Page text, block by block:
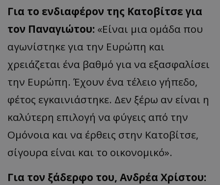
Για το ενδιαφέρον της Κατοβίτσε για
τον Παναγιώτου: «Είναι μια ομάδα που
αγωνίστηκε για την Ευρώπη και
χρειάζεται ένα βαθμό για να εξασφαλίσει
την Ευρώπη. Έχουν ένα τέλειο γήπεδο,
φέτος εγκαινιάστηκε. Δεν ξέρω αν είναι η
καλύτερη επιλογή να φύγεις από την
Ομόνοια και να έρθεις στην Κατοβίτσε,
σίγουρα είναι και το οικονομικό».
Για τον ξάδερφο του, Ανδρέα Χρίστου: